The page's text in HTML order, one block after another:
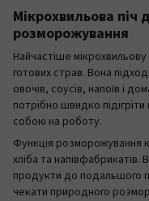
Мікрохвильова піч
розморожування
Найчастіше
готових страв. Вона
овочів, соусів, напоїв і
потрібно швидко
собою на роботу.
Функція розморожування
хліба та
продукти до подальшого
чекати природного